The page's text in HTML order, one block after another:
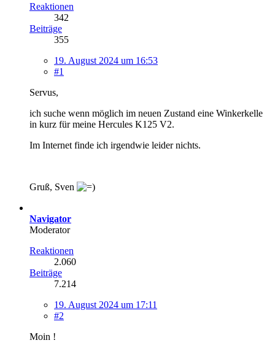
Reaktionen
342
Beiträge
355
19. August 2024 um 16:53
#1
Servus,
ich suche wenn möglich im neuen Zustand eine Winkerkelle
in kurz für meine Hercules K125 V2.
Im Internet finde ich irgendwie leider nichts.
Gruß, Sven
Navigator
Moderator
Reaktionen
2.060
Beiträge
7.214
19. August 2024 um 17:11
#2
Moin !